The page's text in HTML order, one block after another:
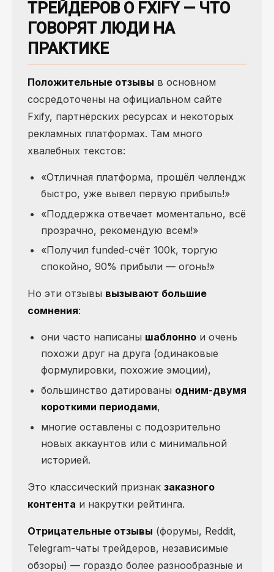
ТРЕЙДЕРОВ О FXIFY — ЧТО
ГОВОРЯТ ЛЮДИ НА
ПРАКТИКЕ
Положительные отзывы в основном
сосредоточены на официальном сайте
Fxify, партнёрских ресурсах и некоторых
рекламных платформах. Там много
хвалебных текстов:
«Отличная платформа, прошёл челлендж
быстро, уже вывел первую прибыль!»
«Поддержка отвечает моментально, всё
прозрачно, рекомендую всем!»
«Получил funded-счёт 100k, торгую
спокойно, 90% прибыли — огонь!»
Но эти отзывы вызывают большие
сомнения:
они часто написаны шаблонно и очень
похожи друг на друга (одинаковые
формулировки, похожие эмоции),
большинство датированы одним-двумя
короткими периодами,
многие оставлены с подозрительно
новых аккаунтов или с минимальной
историей.
Это классический признак заказного
контента и накрутки рейтинга.
Отрицательные отзывы (форумы, Reddit,
Telegram-чаты трейдеров, независимые
обзоры) — гораздо более разнообразные и